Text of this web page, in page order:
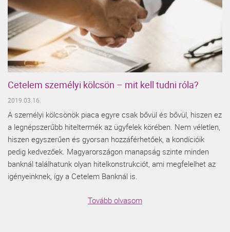
Cetelem személyi kölcsön – mit kell tudni róla?
2019.03.16.
A személyi kölcsönök piaca egyre csak bővül és bővül, hiszen ez
a legnépszerűbb hiteltermék az ügyfelek körében. Nem véletlen,
hiszen egyszerűen és gyorsan hozzáférhetőek, a kondícióik
pedig kedvezőek. Magyarországon manapság szinte minden
banknál találhatunk olyan hitelkonstrukciót, ami megfelelhet az
igényeinknek, így a Cetelem Banknál is.
Tovább olvasom